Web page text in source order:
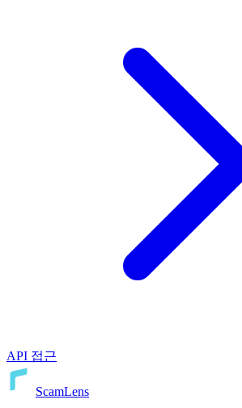
API 접근
ScamLens